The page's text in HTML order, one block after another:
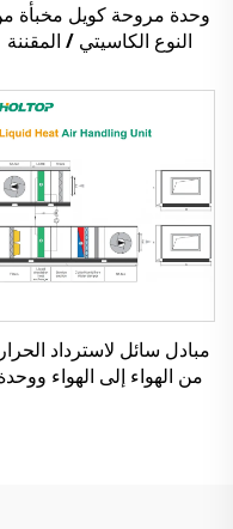
وحدة مروحة كويل مخبأة
النوع الكاسيتي / المقننة
مبادل سائل لاسترداد
من الهواء إلى الهواء